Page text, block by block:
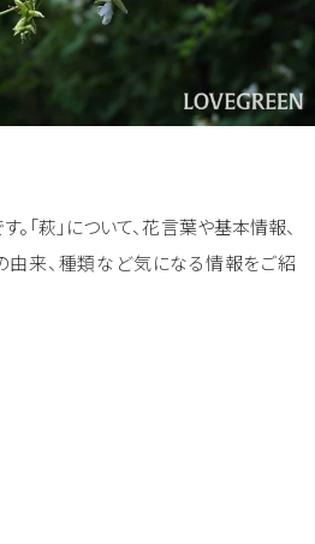
。「萩」について、花言葉や基本情報、
由来、種類など気になる情報をご紹